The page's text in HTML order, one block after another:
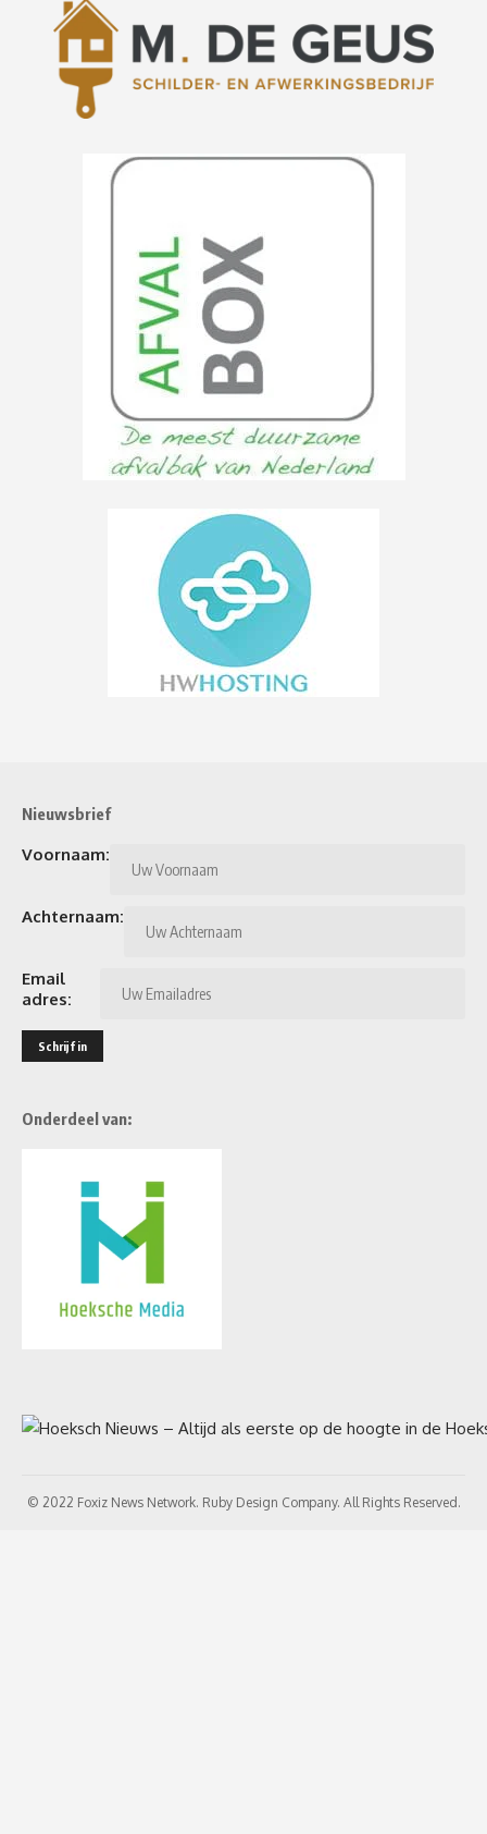
Nieuwsbrief
Voornaam:
Achternaam:
Email
adres:
Onderdeel van:
© 2022 Foxiz News Network. Ruby Design Company. All Rights Reserved.